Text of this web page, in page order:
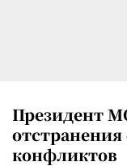
Президент
конфликтов